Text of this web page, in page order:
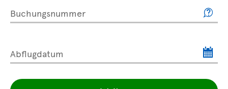
Buchungsnummer
Abflugdatum